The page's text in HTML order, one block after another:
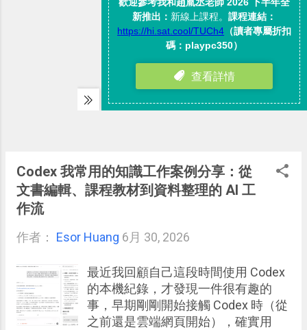
Codex 我常用的知識工作案例分享：從
文書編輯、課程教材到資料整理的 AI 工
作流
作者： Esor Huang 6月 30, 2026
最近我回顧自己這段時間使用 Codex
的本機紀錄，才發現一件很有趣的
事，早期剛剛開始接觸 Codex 時（從
之前還是雲端網頁開始），確實用